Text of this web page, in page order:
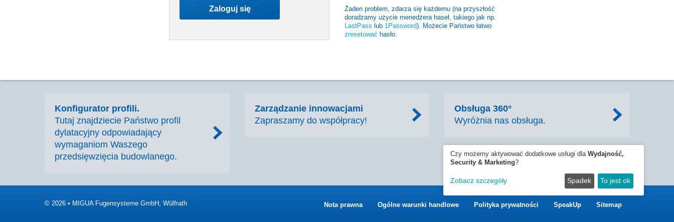
Zaloguj się
Żaden problem, zdarza się każdemu (na przyszłość
doradzamy użycie menedżera haseł, takiego jak np.
LastPass lub 1Password). Możecie Państwo łatwo
zresetować hasło.
Konfigurator profili.
Tutaj znajdziecie Państwo profil
dylatacyjny odpowiadający
wymaganiom Waszego
przedsięwzięcia budowlanego.
Zarządzanie innowacjami
Zapraszamy do współpracy!
Obsługa 360°
Wyróżnia nas obsługa.
© 2026 • MIGUA Fugensysteme GmbH, Wülfrath Nota prawna Ogólne warunki handlowe Polityka prywatności SpeakUp Sitemap
Czy możemy aktywować dodatkowe usługi dla Wydajność,
Security & Marketing?
Zobacz szczegóły Spadek To jest ok